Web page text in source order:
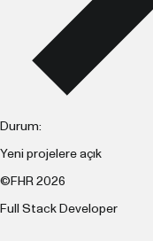
Durum:
Yeni projelere açık
©FHR 2026
Full Stack Developer